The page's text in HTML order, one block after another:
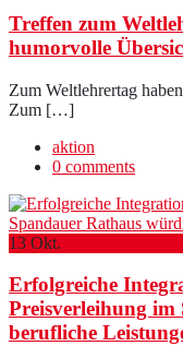
Treffen zum
humorvolle
Zum Weltlehrertag
Zum […]
aktion
0 comments
13 Okt.
Erfolgreiche
Preisverleihung
berufliche